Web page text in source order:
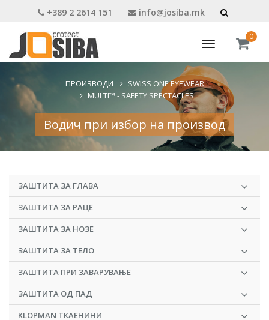
+389 2 2614 151 info@josiba.mk
Toggle
navigation
0
ПРОИЗВОДИ
SWISS ONE EYEWEAR
MULTI™ - SAFETY SPECTACLES
Водич при избор на производ
ЗАШТИТА ЗА ГЛАВА
ЗАШТИТА ЗА РАЦЕ
ЗАШТИТА ЗА НОЗЕ
ЗАШТИТА ЗА ТЕЛО
ЗАШТИТА ПРИ ЗАВАРУВАЊЕ
ЗАШТИТА ОД ПАД
KLOPMAN ТКАЕНИНИ